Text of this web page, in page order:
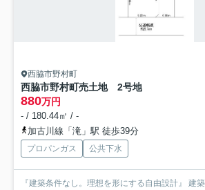
西脇市野村町
西脇市野村町売土地 2号地
880万円
- / 180.44㎡ / -
加古川線「滝」駅 徒歩39分
プロパンガス 公共下水
『建築条件なし。理想を形にする自由設計』 建